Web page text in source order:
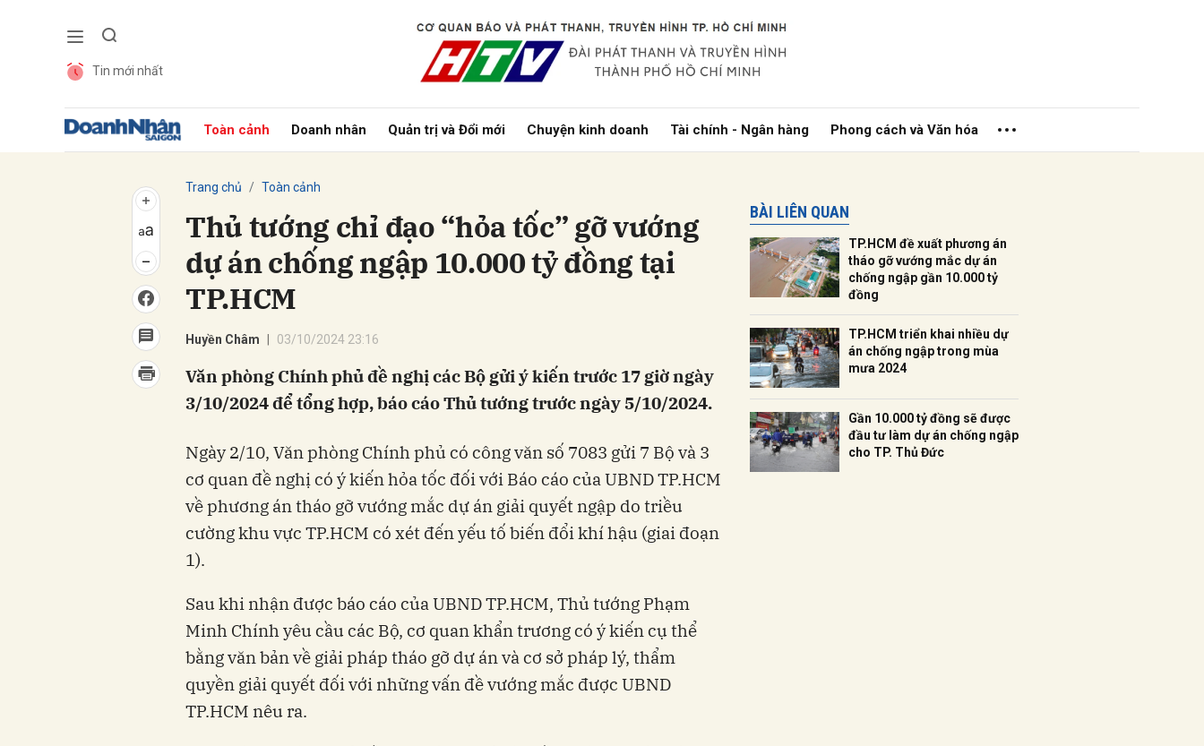
Tin mới nhất
Toàn cảnh Doanh nhân Quản trị và Đổi mới Chuyện kinh doanh Tài chính - Ngân hàng Phong cách và Văn hóa
Trang chủ Toàn cảnh
Thủ tướng chỉ đạo “hỏa tốc” gỡ vướng
dự án chống ngập 10.000 tỷ đồng tại
TP.HCM
Huyền Châm 03/10/2024 23:16
Văn phòng Chính phủ đề nghị các Bộ gửi ý kiến trước 17 giờ ngày
3/10/2024 để tổng hợp, báo cáo Thủ tướng trước ngày 5/10/2024.
Ngày 2/10, Văn phòng Chính phủ có công văn số 7083 gửi 7 Bộ và 3
cơ quan đề nghị có ý kiến hỏa tốc đối với Báo cáo của UBND TP.HCM
về phương án tháo gỡ vướng mắc dự án giải quyết ngập do triều
cường khu vực TP.HCM có xét đến yếu tố biến đổi khí hậu (giai đoạn
1).
Sau khi nhận được báo cáo của UBND TP.HCM, Thủ tướng Phạm
Minh Chính yêu cầu các Bộ, cơ quan khẩn trương có ý kiến cụ thể
bằng văn bản về giải pháp tháo gỡ dự án và cơ sở pháp lý, thẩm
quyền giải quyết đối với những vấn đề vướng mắc được UBND
TP.HCM nêu ra.
BÀI LIÊN QUAN
TP.HCM đề xuất phương án
tháo gỡ vướng mắc dự án
chống ngập gần 10.000 tỷ
đồng
TP.HCM triển khai nhiều dự
án chống ngập trong mùa
mưa 2024
Gần 10.000 tỷ đồng sẽ được
đầu tư làm dự án chống ngập
cho TP. Thủ Đức
Gửi